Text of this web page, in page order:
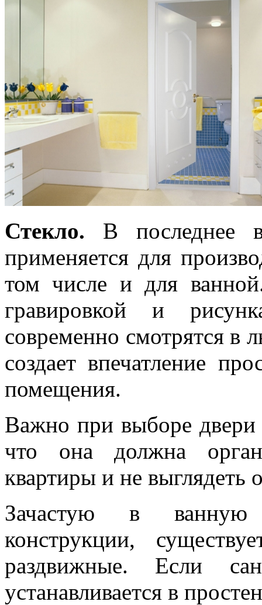
Стекло. В последнее
применяется для
том числе и для
гравировкой и
современно смотрятся в
создает впечатление
помещения.
Важно при выборе двери
что она должна
квартиры и не выглядеть
Зачастую в ванную
конструкции,
раздвижные. Если
устанавливается в